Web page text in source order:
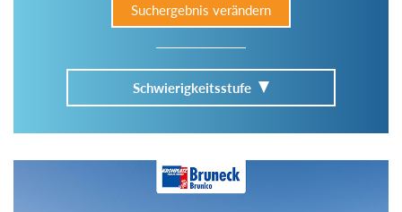
Suchergebnis verändern
Schwierigkeitsstufe
Im Tourenarchiv suchen